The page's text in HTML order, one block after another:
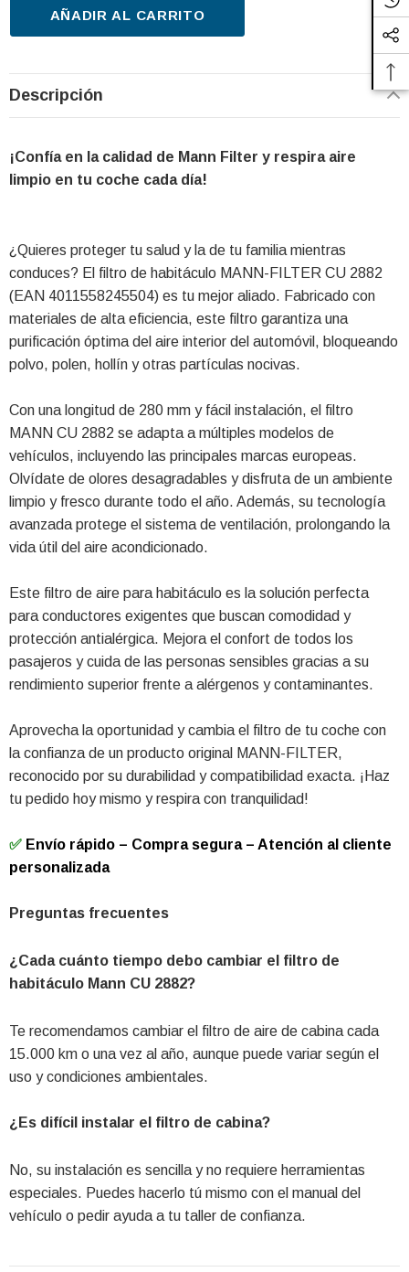
AÑADIR AL CARRITO
Descripción
¡Confía en la calidad de Mann Filter y respira aire
limpio en tu coche cada día!
¿Quieres proteger tu salud y la de tu familia mientras
conduces? El filtro de habitáculo MANN-FILTER CU 2882
(EAN 4011558245504) es tu mejor aliado. Fabricado con
materiales de alta eficiencia, este filtro garantiza una
purificación óptima del aire interior del automóvil, bloqueando
polvo, polen, hollín y otras partículas nocivas.
Con una longitud de 280 mm y fácil instalación, el filtro
MANN CU 2882 se adapta a múltiples modelos de
vehículos, incluyendo las principales marcas europeas.
Olvídate de olores desagradables y disfruta de un ambiente
limpio y fresco durante todo el año. Además, su tecnología
avanzada protege el sistema de ventilación, prolongando la
vida útil del aire acondicionado.
Este filtro de aire para habitáculo es la solución perfecta
para conductores exigentes que buscan comodidad y
protección antialérgica. Mejora el confort de todos los
pasajeros y cuida de las personas sensibles gracias a su
rendimiento superior frente a alérgenos y contaminantes.
Aprovecha la oportunidad y cambia el filtro de tu coche con
la confianza de un producto original MANN-FILTER,
reconocido por su durabilidad y compatibilidad exacta. ¡Haz
tu pedido hoy mismo y respira con tranquilidad!
✅ Envío rápido – Compra segura – Atención al cliente
personalizada
Preguntas frecuentes
¿Cada cuánto tiempo debo cambiar el filtro de
habitáculo Mann CU 2882?
Te recomendamos cambiar el filtro de aire de cabina cada
15.000 km o una vez al año, aunque puede variar según el
uso y condiciones ambientales.
¿Es difícil instalar el filtro de cabina?
No, su instalación es sencilla y no requiere herramientas
especiales. Puedes hacerlo tú mismo con el manual del
vehículo o pedir ayuda a tu taller de confianza.